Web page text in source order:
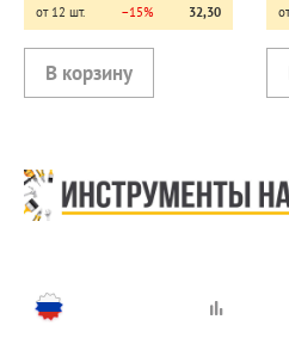
от 12 шт.
−15% 32,30